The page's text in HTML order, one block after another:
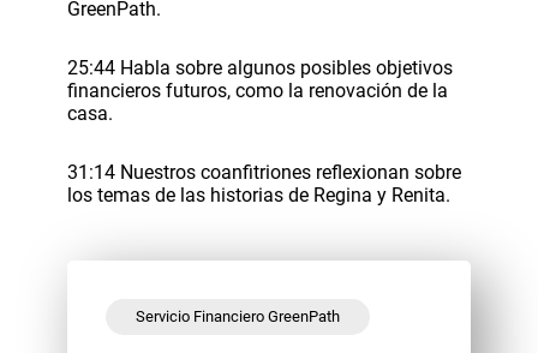
GreenPath.
25:44 Habla sobre algunos posibles objetivos
financieros futuros, como la renovación de la
casa.
31:14 Nuestros coanfitriones reflexionan sobre
los temas de las historias de Regina y Renita.
Servicio Financiero GreenPath